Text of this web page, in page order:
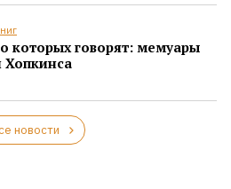
которых говорят: мемуары
Хопкинса
новости